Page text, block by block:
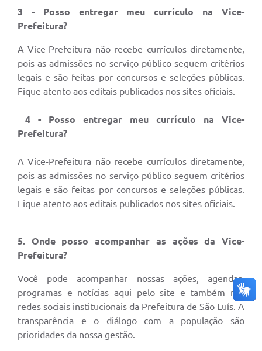
3 - Posso entregar meu currículo na Vice-
Prefeitura?
A Vice-Prefeitura não recebe currículos diretamente,
pois as admissões no serviço público seguem critérios
legais e são feitas por concursos e seleções públicas.
Fique atento aos editais publicados nos sites oficiais.
4 - Posso entregar meu currículo na Vice-
Prefeitura?
A Vice-Prefeitura não recebe currículos diretamente,
pois as admissões no serviço público seguem critérios
legais e são feitas por concursos e seleções públicas.
Fique atento aos editais publicados nos sites oficiais.
5. Onde posso acompanhar as ações da Vice-
Prefeitura?
Você pode acompanhar nossas ações, agendas,
programas e notícias aqui pelo site e também nas
redes sociais institucionais da Prefeitura de São Luís. A
transparência e o diálogo com a população são
prioridades da nossa gestão.